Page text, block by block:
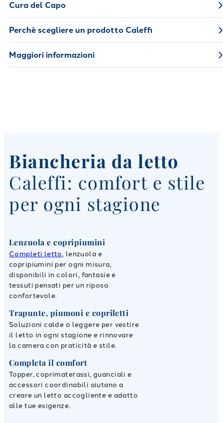
Cura del Capo
Perchè scegliere un prodotto Caleffi
Maggiori informazioni
Biancheria da letto
Caleffi: comfort e stile
per ogni stagione
Lenzuola e copripiumini
Completi letto, lenzuola e
copripiumini per ogni misura,
disponibili in colori, fantasie e
tessuti pensati per un riposo
confortevole.
Trapunte, piumoni e copriletti
Soluzioni calde o leggere per vestire
il letto in ogni stagione e rinnovare
la camera con praticità e stile.
Completa il comfort
Topper, coprimaterassi, guanciali e
accessori coordinabili aiutano a
creare un letto accogliente e adatto
alle tue esigenze.